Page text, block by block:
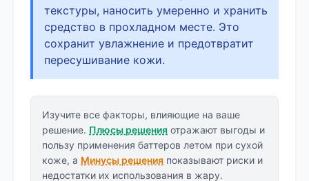
текстуры, наносить умеренно и хранить
средство в прохладном месте. Это
сохранит увлажнение и предотвратит
пересушивание кожи.
Изучите все факторы, влияющие на ваше
решение. Плюсы решения отражают выгоды и
пользу применения баттеров летом при сухой
коже, а Минусы решения показывают риски и
недостатки их использования в жару.